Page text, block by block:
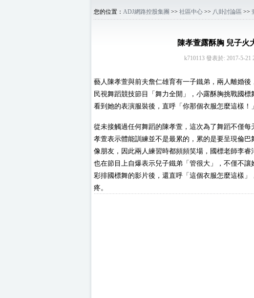
您的位置： ADJ網路控股集團 >> 社區中心 >> 八卦討論區 >>
陳孝萱露酥胸 兒子火
k710113 發表於: 2017-5-21
藝人陳孝萱與前夫詹仁雄育有一子鐵弟，兩人離婚
民視舞蹈競技節目「舞力全開」，小露酥胸挑戰國
看到她的表演服裝後，直呼「你那個衣服怎麼這樣
從未接觸過任何舞蹈的陳孝萱，這次為了舞蹈不僅
孝萱表示體能訓練並不是最累的，累的是要呈現倫
像朋友，因此兩人練習時都頻頻笑場，國標老師李
也在節目上自爆表示兒子鐵弟「管很大」，不僅不
彩排國標舞的影片後，還直呼「這個衣服怎麼這樣
疼。